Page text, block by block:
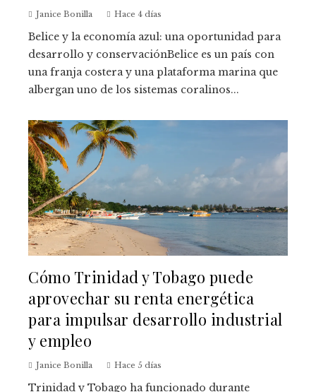
Janice Bonilla Hace 4 días
Belice y la economía azul: una oportunidad para
desarrollo y conservaciónBelice es un país con
una franja costera y una plataforma marina que
albergan uno de los sistemas coralinos...
Cómo Trinidad y Tobago puede
aprovechar su renta energética
para impulsar desarrollo industrial
y empleo
Janice Bonilla Hace 5 días
Trinidad y Tobago ha funcionado durante